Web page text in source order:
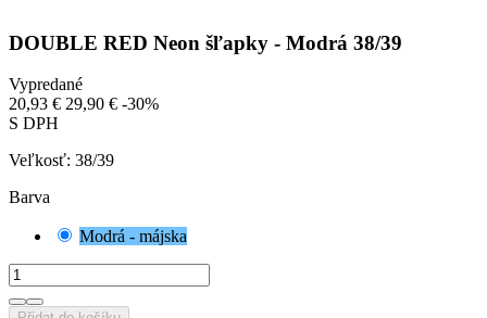
DOUBLE RED Neon šľapky - Modrá 38/39
Vypredané
20,93 € 29,90 € -30%
S DPH
Veľkosť: 38/39
Barva
Modrá - májska